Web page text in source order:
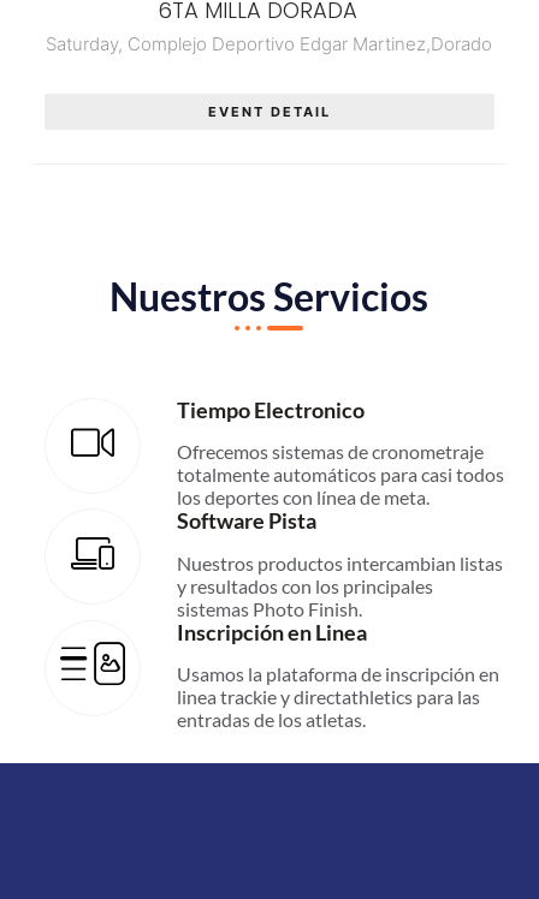
6TA MILLA DORADA
Saturday, Complejo Deportivo Edgar Martinez,Dorado
EVENT DETAIL
Nuestros Servicios
Tiempo Electronico
Ofrecemos sistemas de cronometraje
totalmente automáticos para casi todos
los deportes con línea de meta.
Software Pista
Nuestros productos intercambian listas
y resultados con los principales
sistemas Photo Finish.
Inscripción en Linea
Usamos la plataforma de inscripción en
linea trackie y directathletics para las
entradas de los atletas.